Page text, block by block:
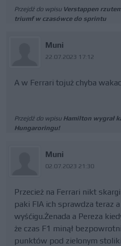
Przejdź do wpisu Verstappen
triumf w czasówce do sprintu
Muni
22.07.2023 17:12
A w Ferrari tojuż chyba
Przejdź do wpisu Hamilton wygrał
Hungaroringu!
Muni
02.07.2023 21:30
Przecież na Ferrari nikt
paki FIA ich sprawdza teraz
wyśćigu.Żenada a Pereza
że czas F1 minął
punktów pod zielonym